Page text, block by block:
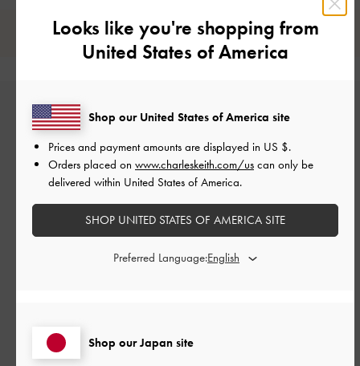
レビューは購入した方のみ投稿ができます。
カスタマーレビュー
Let us know what you think
Looks like you're shopping from
United States of America
Shop our Japan site
Shop our United States of America site
Prices and payment amounts are displayed in US $.
Orders placed on www.charleskeith.com/us can only be
delivered within United States of America.
SHOP UNITED STATES OF AMERICA SITE
Preferred Language: